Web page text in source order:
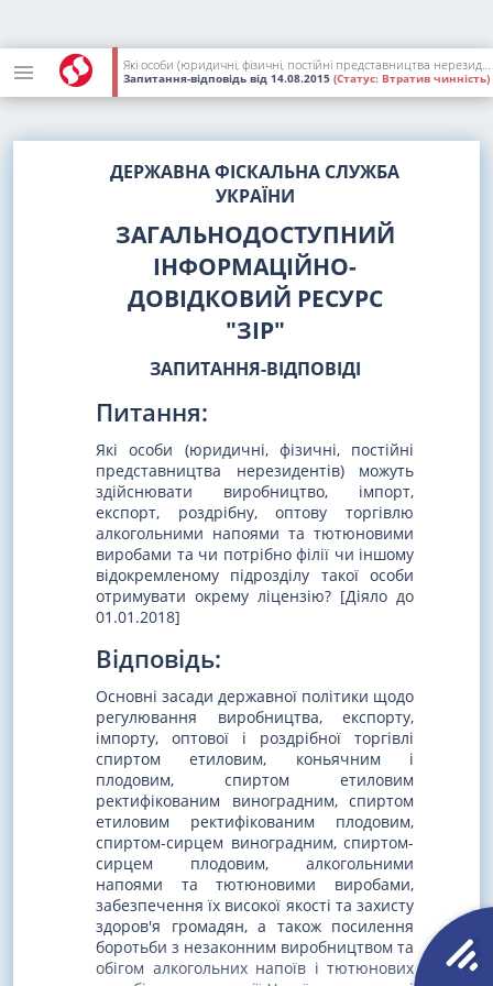
Які особи (юридичні, фізичні, постійні представництва нерезидентів) можуть здійснювати виробництво, імпорт, експорт, роздрібну, оптову торгівлю алкогольними напоями та тютюновими виробами та чи потрібно філії чи іншому відокремленому підрозділу такої особи отримувати окрему ліцензію? [Діяло до 01.01.2018]
Запитання-відповідь від 14.08.2015 (Статус: Втратив чинність)
ДЕРЖАВНА ФІСКАЛЬНА СЛУЖБА
УКРАЇНИ
ЗАГАЛЬНОДОСТУПНИЙ
ІНФОРМАЦІЙНО-
ДОВІДКОВИЙ РЕСУРС
"ЗІР"
ЗАПИТАННЯ-ВІДПОВІДІ
Питання:
Які особи (юридичні, фізичні, постійні
представництва нерезидентів) можуть
здійснювати виробництво, імпорт,
експорт, роздрібну, оптову торгівлю
алкогольними напоями та тютюновими
виробами та чи потрібно філії чи іншому
відокремленому підрозділу такої особи
отримувати окрему ліцензію? [Діяло до
01.01.2018]
Відповідь:
Основні засади державної політики щодо
регулювання виробництва, експорту,
імпорту, оптової і роздрібної торгівлі
спиртом етиловим, коньячним і
плодовим, спиртом етиловим
ректифікованим виноградним, спиртом
етиловим ректифікованим плодовим,
спиртом-сирцем виноградним, спиртом-
сирцем плодовим, алкогольними
напоями та тютюновими виробами,
забезпечення їх високої якості та захисту
здоров'я громадян, а також посилення
боротьби з незаконним виробництвом та
обігом алкогольних напоїв і тютюнових